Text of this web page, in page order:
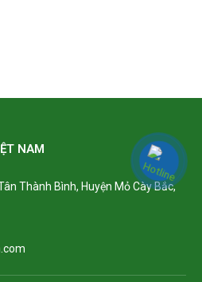
NAM
Thành Bình, Huyện Mỏ Cày Bắc,